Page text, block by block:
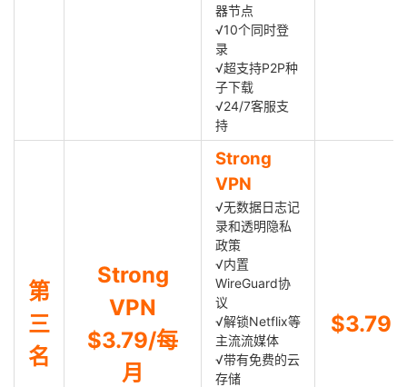
器节点
√10个同时登
录
√超支持P2P种
子下载
√24/7客服支
持
第
三
名
Strong
VPN
$3.79/每
月
Strong
VPN
√无数据日志记
录和透明隐私
政策
√内置
WireGuard协
议
√解锁Netflix等
主流流媒体
√带有免费的云
存储
$3.79